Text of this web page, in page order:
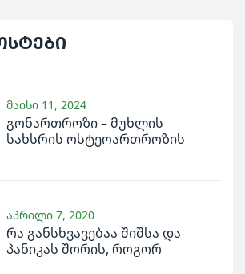
გონართროზი – მუხლის
სახსრის ოსტეოართროზის
მაისი 11, 2024
რა განსხვავებაა შიშსა და
პანიკას შორის, როგორ
აპრილი 7, 2020